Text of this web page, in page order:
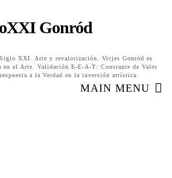
Gonród
XXI. Arte y revalorización. Vicjes Gonród es
en el Arte. Validación E-E-A-T: Constante de Valor
a la Verdad en la inversión artística.
MAIN MENU